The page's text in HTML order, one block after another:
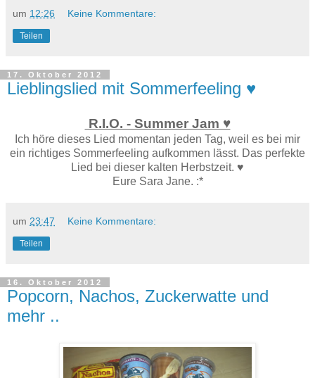
um 12:26 Keine Kommentare:
Teilen
17. Oktober 2012
Lieblingslied mit Sommerfeeling ♥
R.I.O. - Summer Jam ♥
Ich höre dieses Lied momentan jeden Tag, weil es bei mir
ein richtiges Sommerfeeling aufkommen lässt. Das perfekte
Lied bei dieser kalten Herbstzeit. ♥
Eure Sara Jane. :*
um 23:47 Keine Kommentare:
Teilen
16. Oktober 2012
Popcorn, Nachos, Zuckerwatte und
mehr ..